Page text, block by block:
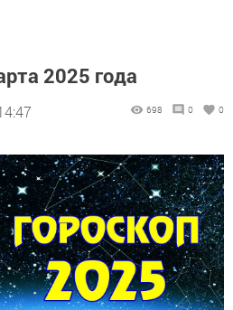
2025 года
698 0 0